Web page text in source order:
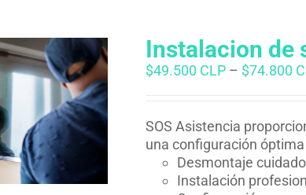
Instalacion de
$49.500 CLP – $74.800
SOS Asistencia
una configuración
Desmontaje
Instalación